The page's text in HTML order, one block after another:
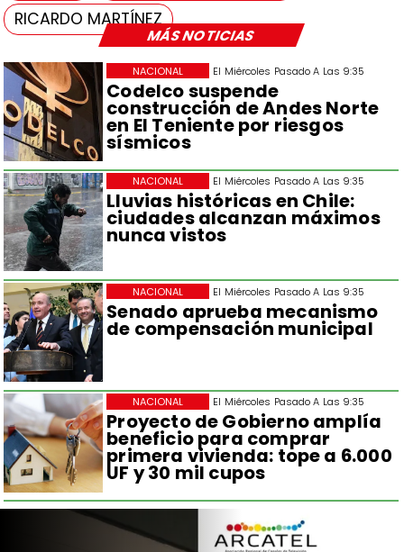
MÁS NOTICIAS
El Miércoles Pasado A Las 9:35
Codelco suspende
construcción de Andes Norte
en El Teniente por riesgos
sísmicos
NACIONAL
El Miércoles Pasado A Las 9:35
Lluvias históricas en Chile:
ciudades alcanzan máximos
nunca vistos
NACIONAL
El Miércoles Pasado A Las 9:35
Senado aprueba mecanismo
de compensación municipal
NACIONAL
El Miércoles Pasado A Las 9:35
Proyecto de Gobierno amplía
beneficio para comprar
primera vivienda: tope a 6.000
UF y 30 mil cupos
NACIONAL
RICARDO MARTÍNEZ